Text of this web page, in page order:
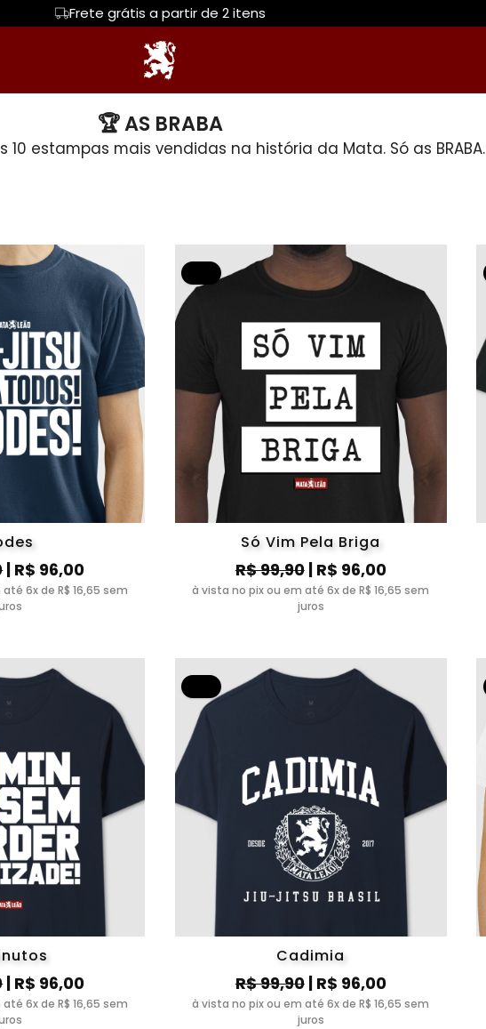
Frete grátis a partir de 2 itens
Camiseta Algodão Peruano Hoodie Moletom
FEMININAS DNA Mata Leão
🏆 AS BRABA
estampas mais vendidas na história da Mata. Só as BRABA.
| R$ 96,00
6x de R$ 16,65 sem
Só Vim Pela Briga
R$ 99,90| R$ 96,00
à vista no pix ou em até 6x de R$ 16,65 sem
juros
| R$ 96,00
6x de R$ 16,65 sem
Cadimia
R$ 99,90| R$ 96,00
à vista no pix ou em até 6x de R$ 16,65 sem
juros